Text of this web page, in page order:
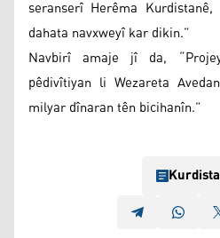
seranserî Herêma
dahata navxweyî kar dikin.”
Navbirî amaje jî da,
pêdivîtiyan li Wezareta
milyar dînaran tên bicihanîn.”